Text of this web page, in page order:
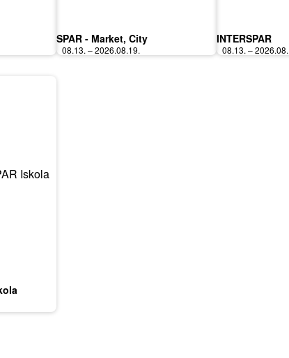
SPAR - Market, City
08.13. – 2026.08.19.
INTERSPAR
08.13. –